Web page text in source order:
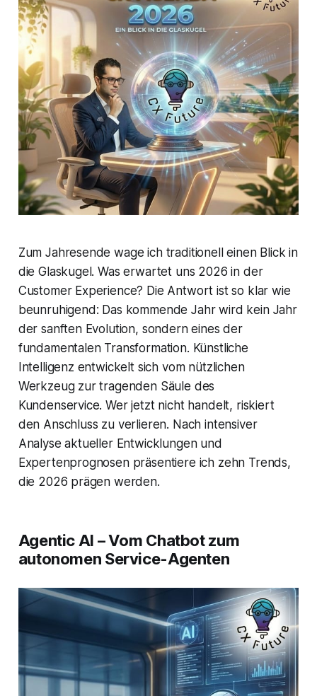
Zum Jahresende wage ich traditionell einen Blick in
die Glaskugel. Was erwartet uns 2026 in der
Customer Experience? Die Antwort ist so klar wie
beunruhigend: Das kommende Jahr wird kein Jahr
der sanften Evolution, sondern eines der
fundamentalen Transformation. Künstliche
Intelligenz entwickelt sich vom nützlichen
Werkzeug zur tragenden Säule des
Kundenservice. Wer jetzt nicht handelt, riskiert
den Anschluss zu verlieren. Nach intensiver
Analyse aktueller Entwicklungen und
Expertenprognosen präsentiere ich zehn Trends,
die 2026 prägen werden.
Agentic AI – Vom Chatbot zum
autonomen Service-Agenten